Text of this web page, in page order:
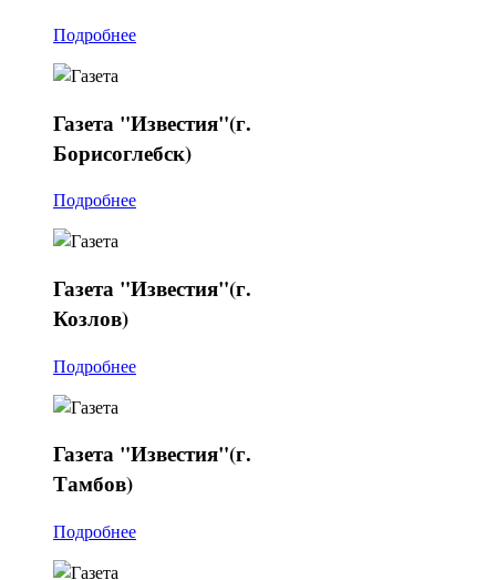
Подробнее
Газета "Известия"(г.
Борисоглебск)
Подробнее
Газета "Известия"(г.
Козлов)
Подробнее
Газета "Известия"(г.
Тамбов)
Подробнее